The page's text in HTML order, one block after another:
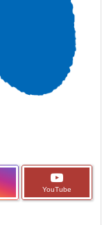
YouTube